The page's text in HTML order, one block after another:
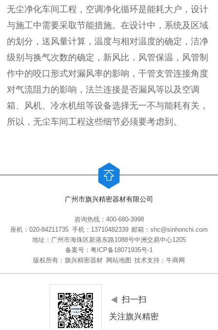
无尘净化车间工程，空调净化循环是能耗大户，设计
与施工中需要采取节能措施。在设计中，系统及区域
的划分，送风量计算，温度与相对温度的确定，洁净
级别与换气次数的确定，新风比，风管保温，风管制
作中的咬口形式对漏风率的影响，干管支管连接角度
对气流阻力的影响，法兰连接是否漏风等以及空调
箱、风机、冷水机组等设备选择无一不与能耗有关，
所以，无尘车间工程这些细节必须要考虑到。
广州市旗兴精密器材有限公司
咨询热线：400-680-3998
座机：020-84211735 手机：13710482339 邮箱：shc@sinhonchi.com
地址：广州市海珠区新港东路1088号中洲交易中心1205
备案号： 粤ICP备18071935号-1
版权所有：旗兴精密器材
网站地图 技术支持：牛商网
扫一扫
关注旗兴精密